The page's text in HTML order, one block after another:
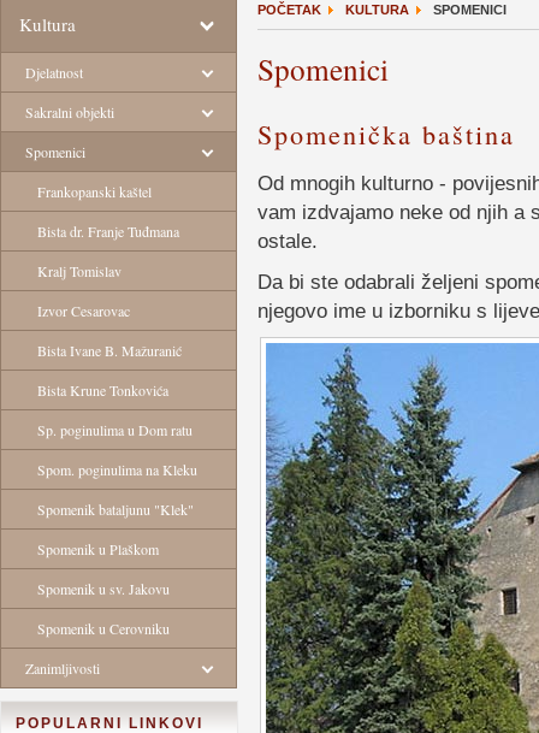
Kultura
Djelatnost
Sakralni objekti
Spomenici
Frankopanski kaštel
Bista dr. Franje Tuđmana
Kralj Tomislav
Izvor Cesarovac
Bista Ivane B. Mažuranić
Bista Krune Tonkovića
Sp. poginulima u Dom ratu
Spom. poginulima na Kleku
Spomenik bataljunu "Klek"
Spomenik u Plaškom
Spomenik u sv. Jakovu
Spomenik u Cerovniku
Zanimljivosti
POPULARNI LINKOVI
POČETAK KULTURA SPOMENICI
Spomenici
Spomenička baština
Od mnogih kulturno -
vam izdvajamo neke od njih a
ostale.
Da bi ste odabrali željeni
njegovo ime u izborniku s